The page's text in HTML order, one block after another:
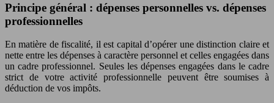
Principe général : dépenses personnelles vs. dépenses
professionnelles
En matière de fiscalité, il est capital d’opérer une distinction claire et
nette entre les dépenses à caractère personnel et celles engagées dans
un cadre professionnel. Seules les dépenses engagées dans le cadre
strict de votre activité professionnelle peuvent être soumises à
déduction de vos impôts.